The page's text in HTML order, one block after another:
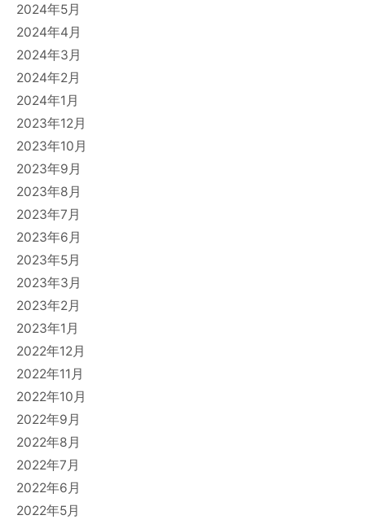
2024年5月
2024年4月
2024年3月
2024年2月
2024年1月
2023年12月
2023年10月
2023年9月
2023年8月
2023年7月
2023年6月
2023年5月
2023年3月
2023年2月
2023年1月
2022年12月
2022年11月
2022年10月
2022年9月
2022年8月
2022年7月
2022年6月
2022年5月